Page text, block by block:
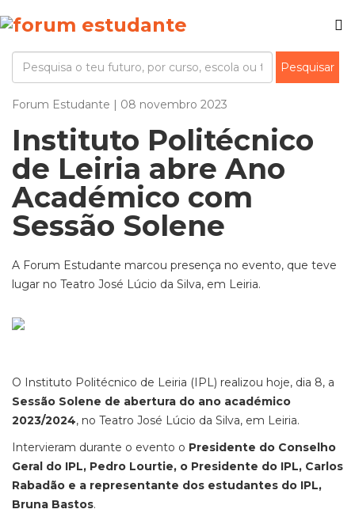
Forum Estudante | 08 novembro 2023
Instituto Politécnico
de Leiria abre Ano
Académico com
Sessão Solene
A Forum Estudante marcou presença no evento, que teve
lugar no Teatro José Lúcio da Silva, em Leiria.
O Instituto Politécnico de Leiria (IPL) realizou hoje, dia 8, a
Sessão Solene de abertura do ano académico
2023/2024, no Teatro José Lúcio da Silva, em Leiria.
Intervieram durante o evento o Presidente do Conselho
Geral do IPL, Pedro Lourtie, o Presidente do IPL, Carlos
Rabadão e a representante dos estudantes do IPL,
Bruna Bastos.